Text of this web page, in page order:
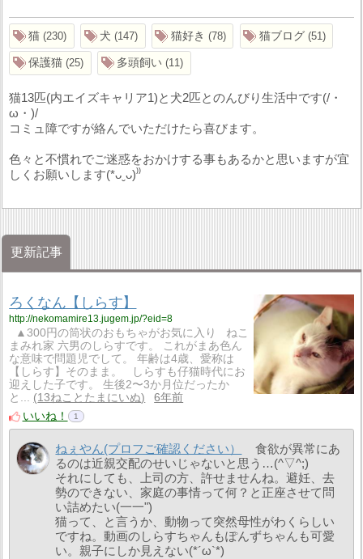
猫 230 犬 147 猫好き 78 猫ブログ 51
保護猫 25 多頭飼い 11
猫13匹(内エイズキャリア1)と犬2匹とのんびり生活中です(/・
ω・)/
コミュ障ですが絡んでいただけたら喜びます。
色々と不慣れでご迷惑をおかけする事もあるかと思いますが宜
しくお願いします(*ᴗˬᴗ)⁾⁾
更新記事
ろくなん【しらす】
http://nekomamire13.jugem.jp/?eid=8
▲300円の筒状のおもちゃがお気に入り ねこ
まみれ家 六男のしらすです。 これがまあ色ん
な意味で問題児でして。 年齢は4歳、愛称は
【しらす】そのまま。 しらすも仔猫時代にお
迎えした子です。 生後2〜3か月位だったか
と...
13ねことたまにいぬ
6年前
いいね！
1
ねぇやん(プロフご確認ください）
食欲が異常にあ
るのは近親交配のせいじゃないと思う…(^▽^;)
それにしても、上司の方、許せませんね。避妊、去
勢のできない、家庭の事情って何？と正座させて問
い詰めたい(一一")
猫って、と言うか、動物って突然母性がわくらしい
ですね。動画のしらすちゃんもぽんずちゃんも可愛
い。親子にしか見えない(*´ω`*)